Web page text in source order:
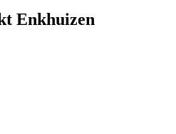
Enkhuizen